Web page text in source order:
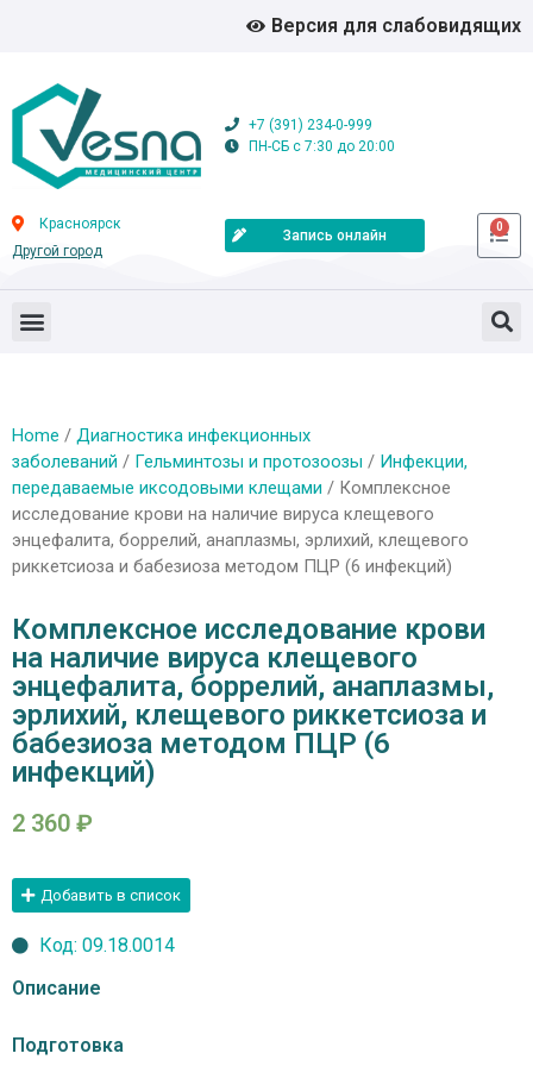
Версия для слабовидящих
+7 (391) 234-0-999
ПН-СБ с 7:30 до 20:00
Красноярск
Другой город
Запись онлайн
0
Home / Диагностика инфекционных
заболеваний / Гельминтозы и протозоозы / Инфекции,
передаваемые иксодовыми клещами / Комплексное
исследование крови на наличие вируса клещевого
энцефалита, боррелий, анаплазмы, эрлихий, клещевого
риккетсиоза и бабезиоза методом ПЦР (6 инфекций)
Комплексное исследование крови
на наличие вируса клещевого
энцефалита, боррелий, анаплазмы,
эрлихий, клещевого риккетсиоза и
бабезиоза методом ПЦР (6
инфекций)
2 360 ₽
Добавить в список
Код: 09.18.0014
Описание
Подготовка